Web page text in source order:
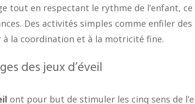
tout en respectant le rythme de l’enfant,
Des activités simples comme enfiler
à la coordination et à la motricité fine.
des jeux d’éveil
ont pour but de stimuler les cinq sens de